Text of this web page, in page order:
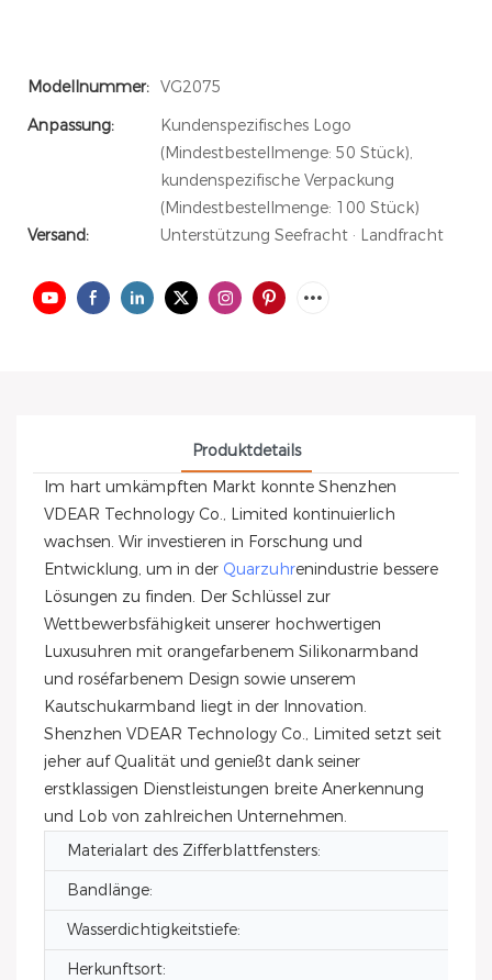
Modellnummer: VG2075
Anpassung:
Kundenspezifisches Logo
(Mindestbestellmenge: 50 Stück),
kundenspezifische Verpackung
(Mindestbestellmenge: 100 Stück)
Versand:
Unterstützung Seefracht · Landfracht
Produktdetails
Im hart umkämpften Markt konnte Shenzhen
VDEAR Technology Co., Limited kontinuierlich
wachsen. Wir investieren in Forschung und
Entwicklung, um in der Quarzuhrenindustrie bessere
Lösungen zu finden. Der Schlüssel zur
Wettbewerbsfähigkeit unserer hochwertigen
Luxusuhren mit orangefarbenem Silikonarmband
und roséfarbenem Design sowie unserem
Kautschukarmband liegt in der Innovation.
Shenzhen VDEAR Technology Co., Limited setzt seit
jeher auf Qualität und genießt dank seiner
erstklassigen Dienstleistungen breite Anerkennung
und Lob von zahlreichen Unternehmen.
Materialart des Zifferblattfensters:
Bandlänge:
Wasserdichtigkeitstiefe:
Herkunftsort: